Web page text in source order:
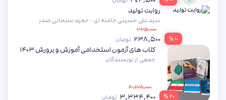
۱۰ %
روایت تولید
سید علی حسینی خامنه ای - حمید سبحانی صدر
۲۶۵,۰۰۰
۲۳۸,۵۰۰ تومان
۲۰ %
کتاب های آزمون استخدامی آموزش و پرورش ۱۴۰۳
جمعی از نویسندگان
۴,۱۶۸,۰۰۰
۳,۳۳۴,۴۰۰ تومان